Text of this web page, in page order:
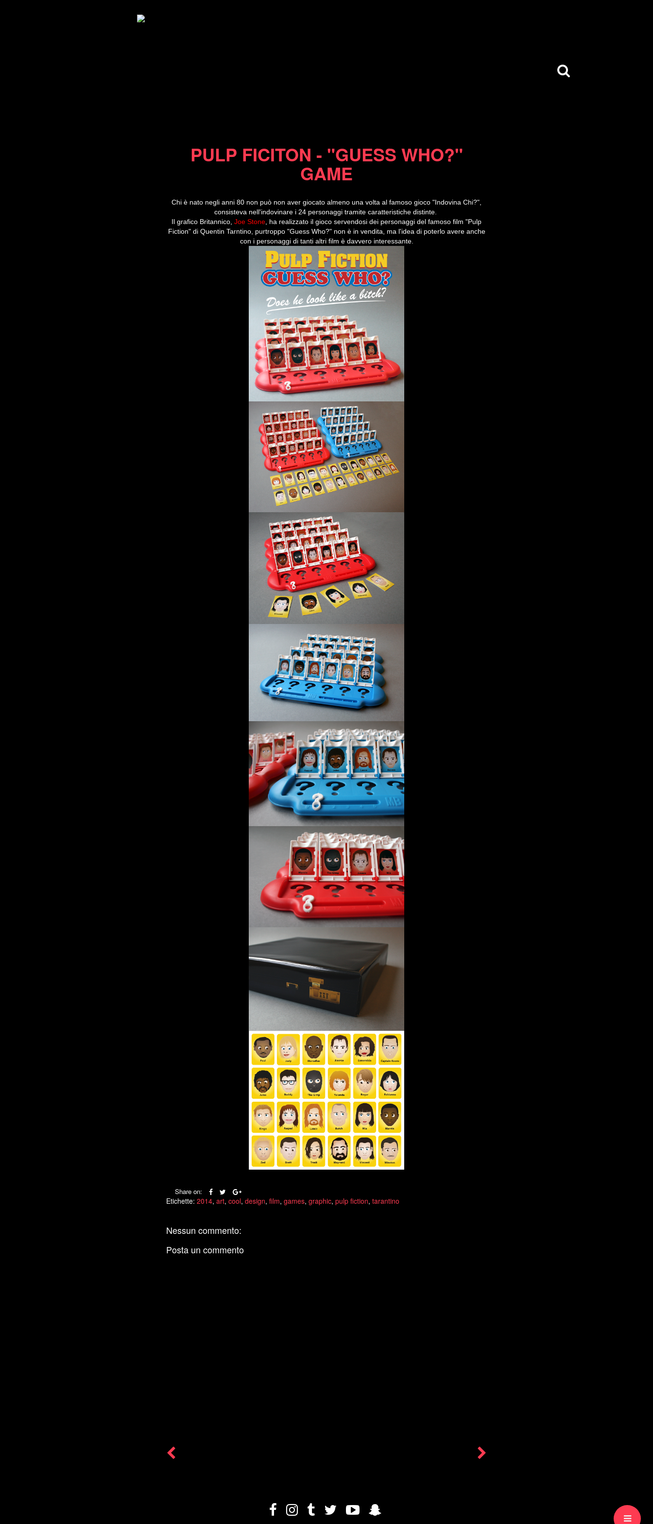
PULP FICITON - "GUESS WHO?"
GAME
Chi è nato negli anni 80 non può non aver giocato almeno una volta al famoso gioco "Indovina Chi?",
consisteva nell'indovinare i 24 personaggi tramite caratteristiche distinte.
Il grafico Britannico, Joe Stone , ha realizzato il gioco servendosi dei personaggi del famoso film "Pulp
Fiction" di Quentin Tarntino, purtroppo "Guess Who?" non è in vendita, ma l'idea di poterlo avere anche
con i personaggi di tanti altri film è davvero interessante.
Share on:
Etichette: 2014, art, cool, design, film, games, graphic, pulp fiction, tarantino
Nessun commento:
Posta un commento